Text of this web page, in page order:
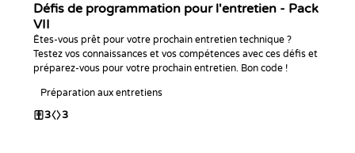
Défis de programmation pour l'entretien - Pack
VII
Êtes-vous prêt pour votre prochain entretien technique ?
Testez vos connaissances et vos compétences avec ces défis et
préparez-vous pour votre prochain entretien. Bon code !
Préparation aux entretiens
3 3